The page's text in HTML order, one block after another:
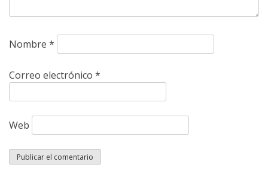
Nombre *
Correo electrónico *
Web